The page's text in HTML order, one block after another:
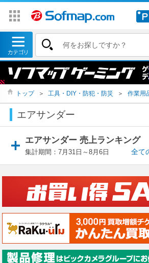
トップ ＞ 工具・DIY・防犯・防災 ＞ 作業用
エアサンダー
エアサンダー 売上ランキング
集計期間：7月31日～8月6日 全て